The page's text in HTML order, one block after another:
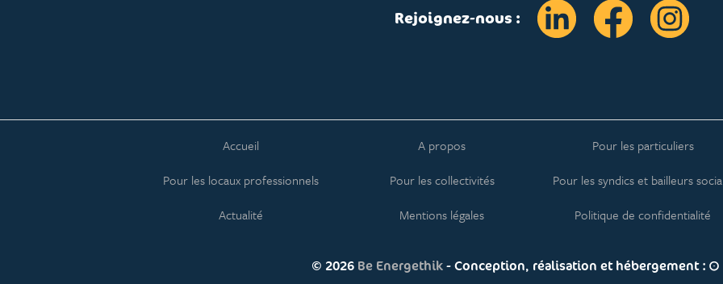
Accueil A propos
Pour les particuliers
Pour les locaux professionnels
Pour les collectivités
Pour les syndics et bailleurs
Actualité
Mentions légales Politique de confidentialité
© 2026 Be Energethik- Conception, réalisation et hébergement :